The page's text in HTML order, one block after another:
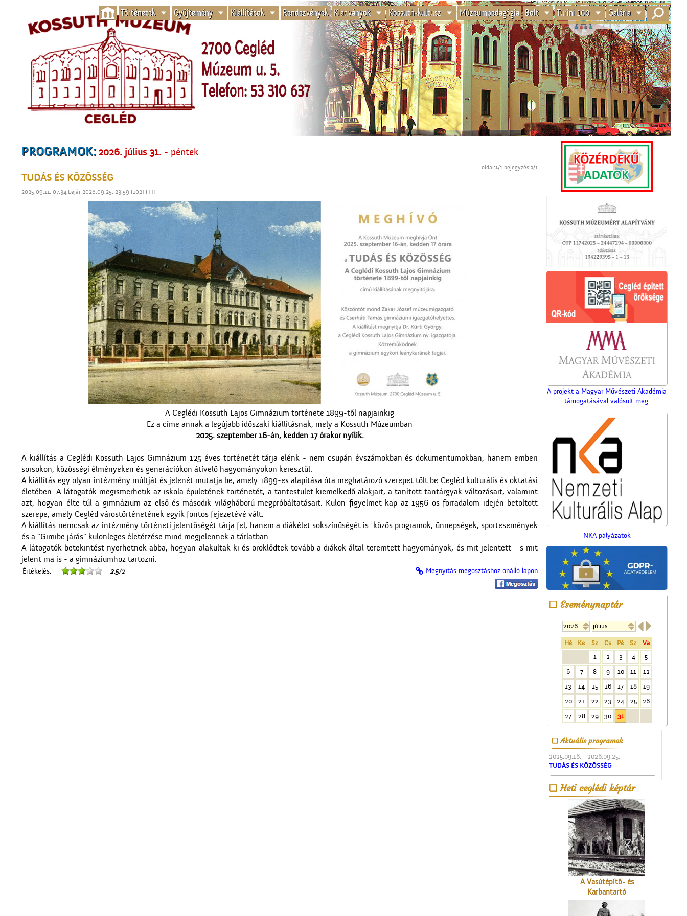
Történetek Gyűjtemény Kiállítások Rendezvények Kiadványok Kossuth-kultusz Múzeumpedagógia Bolt Turini 100 Galéria
PROGRAMOK:2026. július 31. - péntek
oldal:1/1 bejegyzés:1/1
TUDÁS ÉS KÖZÖSSÉG
2025.09.11. 07:34 Lejár 2026.09.25. 23:59 [102] [TT]
A Ceglédi Kossuth Lajos Gimnázium története 1899-től napjainkig
Ez a címe annak a legújabb időszaki kiállításnak, mely a Kossuth Múzeumban
2025. szeptember 16-án, kedden 17 órakor nyílik.
A kiállítás a Ceglédi Kossuth Lajos Gimnázium 125 éves történetét tárja elénk - nem csupán évszámokban és dokumentumokban, hanem emberi
sorsokon, közösségi élményeken és generációkon átívelő hagyományokon keresztül.
A kiállítás egy olyan intézmény múltját és jelenét mutatja be, amely 1899-es alapítása óta meghatározó szerepet tölt be Cegléd kulturális és oktatási
életében. A látogatók megismerhetik az iskola épületének történetét, a tantestület kiemelkedő alakjait, a tanított tantárgyak változásait, valamint
azt, hogyan élte túl a gimnázium az első és második világháború megpróbáltatásait. Külön figyelmet kap az 1956-os forradalom idején betöltött
szerepe, amely Cegléd várostörténetének egyik fontos fejezetévé vált.
A kiállítás nemcsak az intézmény történeti jelentőségét tárja fel, hanem a diákélet sokszínűségét is: közös programok, ünnepségek, sportesemények
és a "Gimibe járás" különleges életérzése mind megjelennek a tárlatban.
A látogatók betekintést nyerhetnek abba, hogyan alakultak ki és öröklődtek tovább a diákok által teremtett hagyományok, és mit jelentett - s mit
jelent ma is - a gimnáziumhoz tartozni.
Értékelés: 2.5/2 Megnyitás megosztáshoz önálló lapon
A projekt a Magyar Művészeti Akadémia
támogatásával valósult meg.
NKA pályázatok
Eseménynaptár

Hé Ke Sz Cs Pé Sz
Va
1
2 3 4
5
6
7 8 9 10 11
12
13
14 15 16 17 18
19
20
21 22 23 24 25
26
27
28 29 30 31
Aktuális programok
2025.09.16. - 2026.09.25.
TUDÁS ÉS KÖZÖSSÉG
Heti ceglédi képtár
Az 5-ik Temetkezési
Egylet alapítói
Üzenet a harctérre
A fényképész
A Vasútépítő- és
Karbantartó